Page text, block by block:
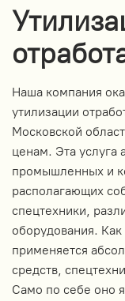
Наша компания
утилизации
Московской
ценам. Эта услуга
промышленных и
располагающих
спецтехники,
оборудования.
применяется
средств,
Само по себе оно